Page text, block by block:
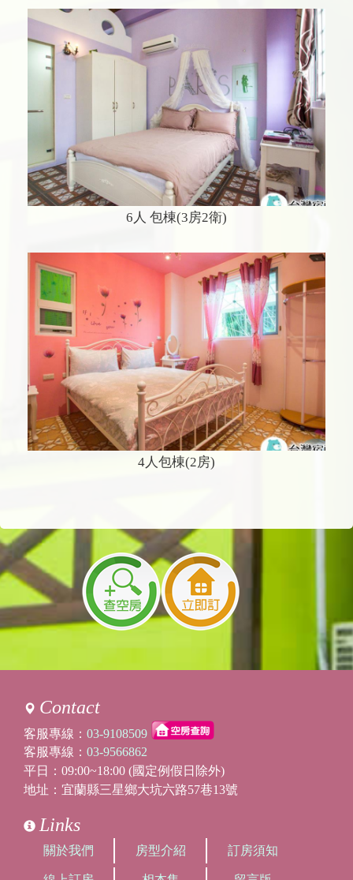
6人 包棟(3房2衛)
4人包棟(2房)
Contact
客服專線： 03-9108509
客服專線： 03-9566862
平日：09:00~18:00 (國定例假日除外)
地址：宜蘭縣三星鄉大坑六路57巷13號
Links
關於我們 房型介紹 訂房須知